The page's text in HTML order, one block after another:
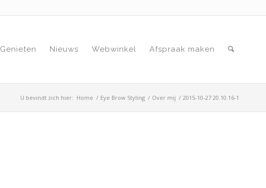
Genieten Nieuws Webwinkel Afspraak maken
U bevindt zich hier: Home / Eye Brow Styling / Over mij / 2015-10-27 20.10.16-1